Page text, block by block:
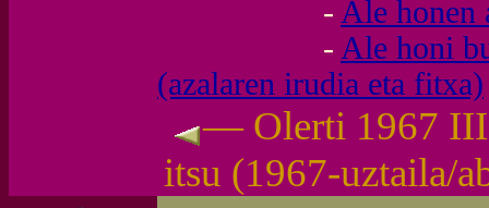
- Ale honen
- Ale honi
(azalaren irudia eta fitxa)
— Olerti 1967
itsu (1967-uztaila/